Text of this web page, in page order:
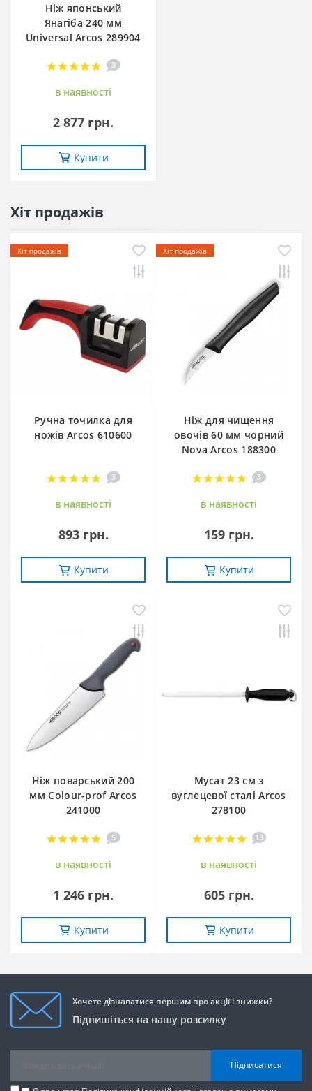
Ніж японський
Янагіба 240 мм
Universal Arcos 289904
3
в наявностi
2 877 грн.
Купити
Хіт продажів
Хіт продажів
Ручна точилка для
ножів Arcos 610600
3
в наявностi
893 грн.
Купити
Хіт продажів
Ніж для чищення
овочів 60 мм чорний
Nova Arcos 188300
3
в наявностi
159 грн.
Купити
Ніж поварський 200
мм Сolour-prof Arcos
241000
5
в наявностi
1 246 грн.
Купити
Мусат 23 см з
вуглецевої сталі Arcos
278100
13
в наявностi
605 грн.
Купити
Хочете дізнаватися першим про акції і знижки?
Підпишіться на нашу розсилку
Підписатися